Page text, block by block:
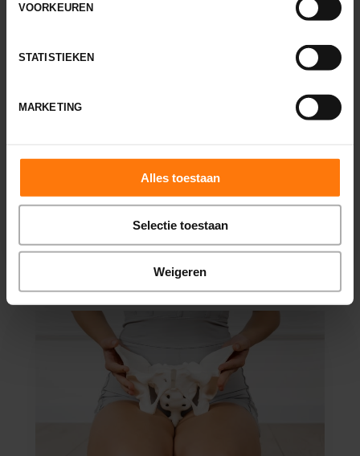
VOORKEUREN
STATISTIEKEN
MARKETING
Alles toestaan
Selectie toestaan
Weigeren
Blijf niet rondlopen met
versleten rug
verlichten en de mobiliteit van uw rug te
verbeteren. We maken gebruik van
wetenschappelijk onderbouwde technieken.
Lees meer